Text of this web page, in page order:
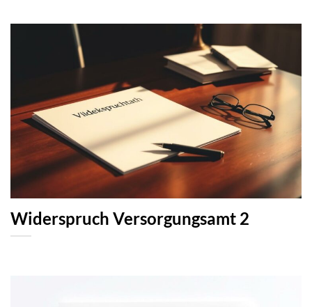
Widerspruch Versorgungsamt 2